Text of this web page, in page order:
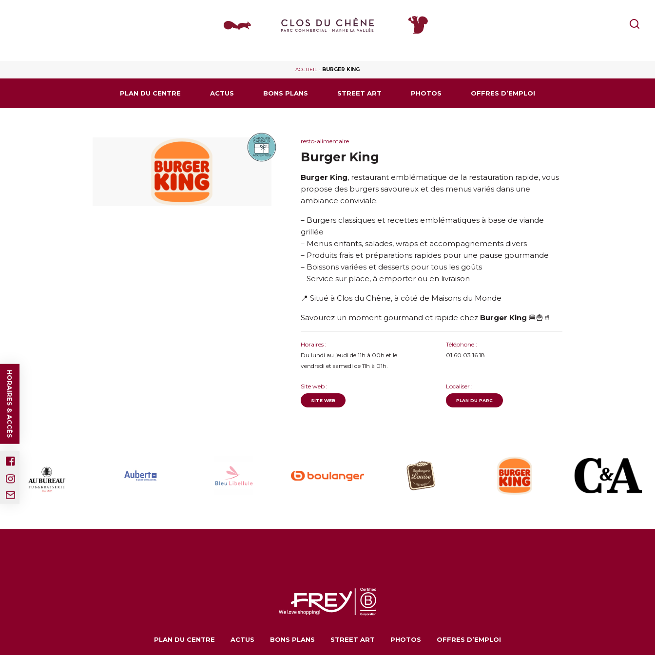
ACCUEIL - BURGER KING
PLAN DU CENTRE ACTUS BONS PLANS STREET ART PHOTOS OFFRES D’EMPLOI
resto-alimentaire
Burger King
Burger King, restaurant emblématique de la restauration rapide, vous
propose des burgers savoureux et des menus variés dans une
ambiance conviviale.
– Burgers classiques et recettes emblématiques à base de viande
grillée
– Menus enfants, salades, wraps et accompagnements divers
– Produits frais et préparations rapides pour une pause gourmande
– Boissons variées et desserts pour tous les goûts
– Service sur place, à emporter ou en livraison
📍 Situé à Clos du Chêne, à côté de Maisons du Monde
Savourez un moment gourmand et rapide chez Burger King 🍔🍟🥤
Horaires :
Du lundi au jeudi de 11h à 00h et le
vendredi et samedi de 11h à 01h.
Téléphone :
01 60 03 16 18
Site web :
SITE WEB
Localiser :
PLAN DU PARC
HORAIRES & ACCÈS
PLAN DU CENTRE ACTUS BONS PLANS STREET ART PHOTOS OFFRES D’EMPLOI